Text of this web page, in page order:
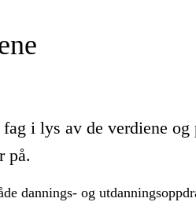
i lys av de verdiene og
på.
dannings- og